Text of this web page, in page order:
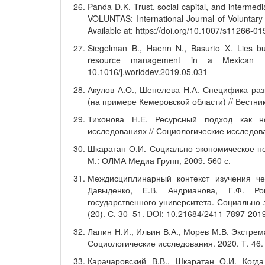
Panda D.K. Trust, social capital, and
VOLUNTAS: International Journal of
Available at: https://doi.org/10.1007/s11266-
Siegelman B., Haenn N., Basurto X. Lies
resource management in a Mexican
10.1016/j.worlddev.2019.05.031
Акулов А.О., Шепелева Н.А. Специфика
(на примере Кемеровской области) //
Тихонова Н.Е. Ресурсный подход как
исследованиях // Социологические
Шкаратан О.И. Социально-экономическое
М.: ОЛМА Медиа Групп, 2009. 560 с.
Междисциплинарный контекст изучения
Давыденко, Е.В. Андрианова, Г.Ф.
государственного университета.
(20). С. 30–51. DOI: 10.21684/2411-7897-
Лапин Н.И., Ильин В.А., Морев М.В.
Социологические исследования. 2020. Т.
Карачаровский В.В., Шкаратан О.И.